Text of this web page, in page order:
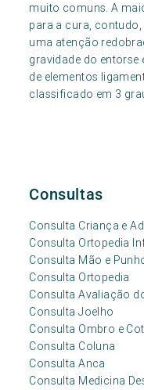
muito comuns. A
para a cura,
uma atenção
gravidade do
de elementos
classificado em 3
Consultas
Consulta Criança e
Consulta Ortopedia
Consulta Mão e
Consulta Ortopedia
Consulta Avaliação
Consulta Joelho
Consulta Ombro e
Consulta Coluna
Consulta Anca
Consulta Medicina